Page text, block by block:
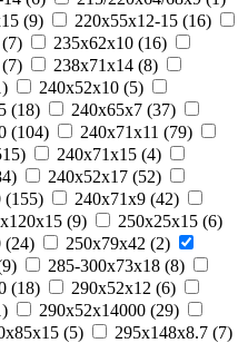
(9) 220x55x12-15 (16)
(7) 235x62x10 (16)
(7) 238х71х14 (8)
) 240x52x10 (5)
(18) 240x65x7 (37)
(104) 240x71x11 (79)
) 240x71x15 (4)
) 240х52х17 (52)
(155) 240х71х9 (42)
(9) 250x25x15 (6)
(24) 250х79х42 (2)
9) 285-300x73x18 (8)
(18) 290x52x12 (6)
) 290х52х14000 (29)
(5) 295х148х8.7 (7)